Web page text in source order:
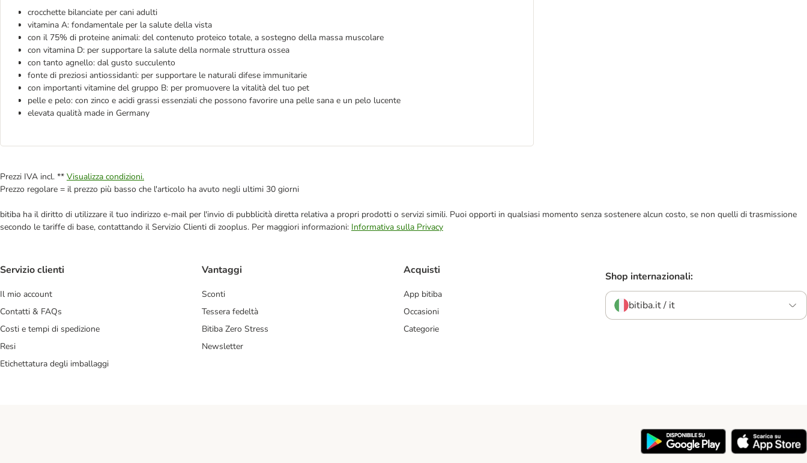
crocchette bilanciate per cani adulti
vitamina A: fondamentale per la salute della vista
con il 75% di proteine animali: del contenuto proteico totale, a sostegno della massa muscolare
con vitamina D: per supportare la salute della normale struttura ossea
con tanto agnello: dal gusto succulento
fonte di preziosi antiossidanti: per supportare le naturali difese immunitarie
con importanti vitamine del gruppo B: per promuovere la vitalità del tuo pet
pelle e pelo: con zinco e acidi grassi essenziali che possono favorire una pelle sana e un pelo lucente
elevata qualità made in Germany
Prezzi IVA incl. ** Visualizza condizioni.
Prezzo regolare = il prezzo più basso che l'articolo ha avuto negli ultimi 30 giorni
bitiba ha il diritto di utilizzare il tuo indirizzo e-mail per l'invio di pubblicità diretta relativa a propri prodotti o servizi simili. Puoi opporti in qualsiasi momento senza sostenere alcun costo, se non quelli di trasmissione
secondo le tariffe di base, contattando il Servizio Clienti di zooplus. Per maggiori informazioni: Informativa sulla Privacy
Servizio clienti
Il mio account
Contatti & FAQs
Costi e tempi di spedizione
Resi
Etichettatura degli imballaggi
Vantaggi
Sconti
Tessera fedeltà
Bitiba Zero Stress
Newsletter
Acquisti
App bitiba
Occasioni
Categorie
Shop internazionali:
bitiba.it / it